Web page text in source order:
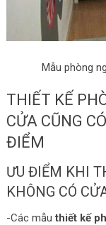
Mẫu phòng
THIẾT KẾ
CỬA CŨNG
ĐIỂM
ƯU ĐIỂM KHI
KHÔNG CÓ
-Các mẫuthiết kế